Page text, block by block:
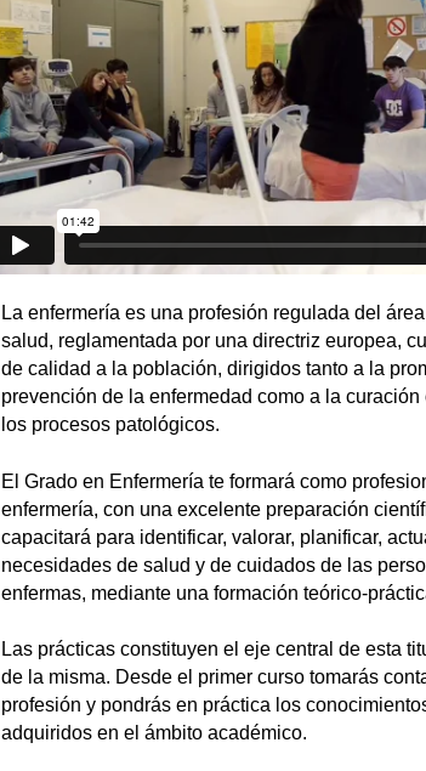
La enfermería es una profesión regulada del
salud, reglamentada por una directriz europea,
de calidad a la población, dirigidos tanto a la
prevención de la enfermedad como a la
los procesos patológicos.
El Grado en Enfermería te formará como
enfermería, con una excelente preparación
capacitará para identificar, valorar, planificar,
necesidades de salud y de cuidados de las
enfermas, mediante una formación teórico-
Las prácticas constituyen el eje central de esta
de la misma. Desde el primer curso tomarás
profesión y pondrás en práctica los
adquiridos en el ámbito académico.